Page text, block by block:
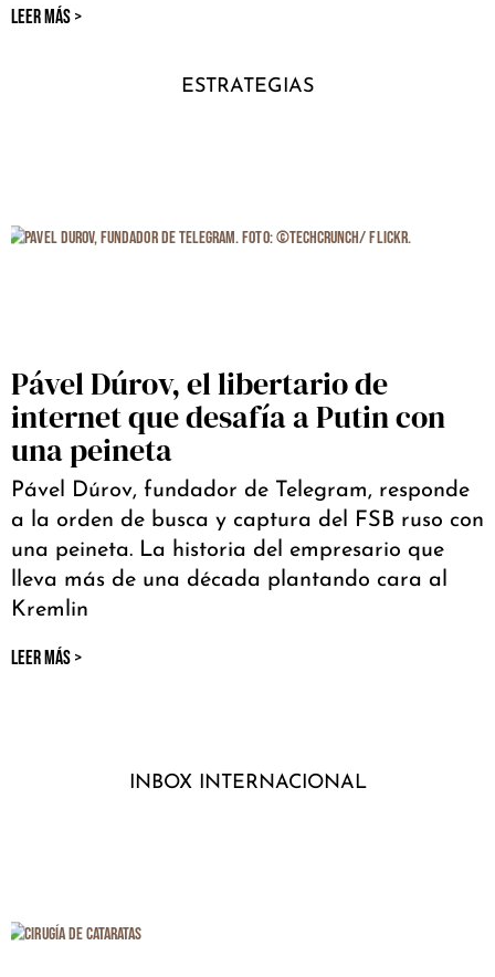
LEER MÁS >
ESTRATEGIAS
Pável Dúrov, el libertario de
internet que desafía a Putin con
una peineta
Pável Dúrov, fundador de Telegram, responde
a la orden de busca y captura del FSB ruso con
una peineta. La historia del empresario que
lleva más de una década plantando cara al
Kremlin
LEER MÁS >
INBOX INTERNACIONAL